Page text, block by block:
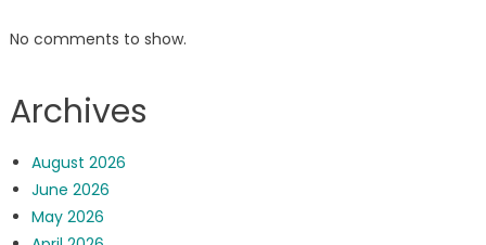
No comments to show.
Archives
August 2026
June 2026
May 2026